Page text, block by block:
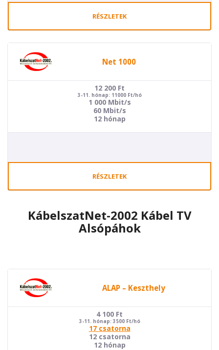
RÉSZLETEK
Net 1000
12 200 Ft
3-11. hónap: 11000 Ft/hó
1 000 Mbit/s
60 Mbit/s
12 hónap
RÉSZLETEK
KábelszatNet-2002 Kábel TV
Alsópáhok
ALAP – Keszthely
4 100 Ft
3-11. hónap: 3500 Ft/hó
17 csatorna
12 csatorna
12 hónap